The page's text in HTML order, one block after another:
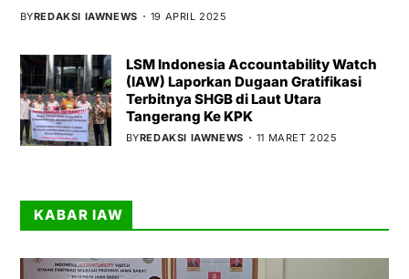
BYREDAKSI IAWNEWS 19 APRIL 2025
LSM Indonesia Accountability Watch
(IAW) Laporkan Dugaan Gratifikasi
Terbitnya SHGB di Laut Utara
Tangerang Ke KPK
BYREDAKSI IAWNEWS 11 MARET 2025
KABAR IAW